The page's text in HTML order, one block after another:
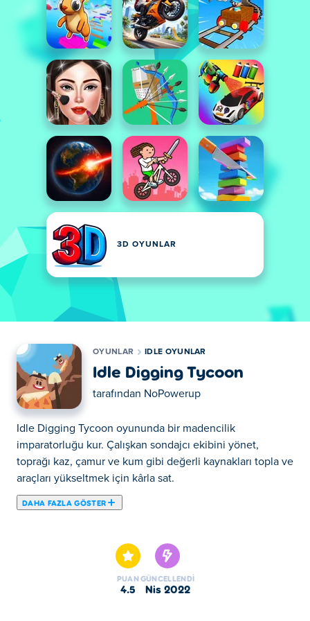
3D OYUNLAR
OYUNLAR IDLE OYUNLAR
Idle Digging Tycoon
tarafından NoPowerup
Idle Digging Tycoon oyununda bir madencilik
imparatorluğu kur. Çalışkan sondajcı ekibini yönet,
toprağı kaz, çamur ve kum gibi değerli kaynakları topla ve
araçları yükseltmek için kârla sat.
DAHA FAZLA GÖSTER
adamlarının yaşadığı uzak bir dünyaya seyahat edin ve
altın ve değerli eşyalar bulmak için sizin için yer
kazmaları için onları işe alın. Kazandığınız altını yeni
PUAN
4.5
GÜNCELLENDI
Nis 2022